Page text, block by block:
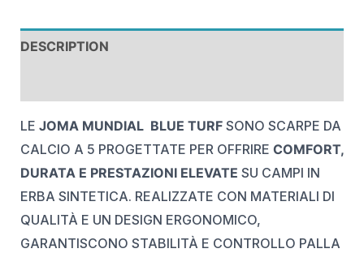
DESCRIPTION
LE JOMA MUNDIAL BLUE TURFSONO SCARPE DA
CALCIO A 5 PROGETTATE PER OFFRIRE COMFORT,
DURATA E PRESTAZIONI ELEVATE SU CAMPI IN
ERBA SINTETICA. REALIZZATE CON MATERIALI DI
QUALITÀ E UN DESIGN ERGONOMICO,
GARANTISCONO STABILITÀ E CONTROLLO PALLA